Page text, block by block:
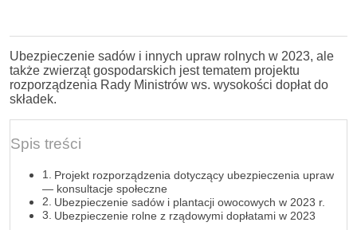
Ubezpieczenie sadów i innych upraw rolnych w 2023, ale
także zwierząt gospodarskich jest tematem projektu
rozporządzenia Rady Ministrów ws. wysokości dopłat do
składek.
Spis treści
Projekt rozporządzenia dotyczący ubezpieczenia upraw
— konsultacje społeczne
Ubezpieczenie sadów i plantacji owocowych w 2023 r.
Ubezpieczenie rolne z rządowymi dopłatami w 2023